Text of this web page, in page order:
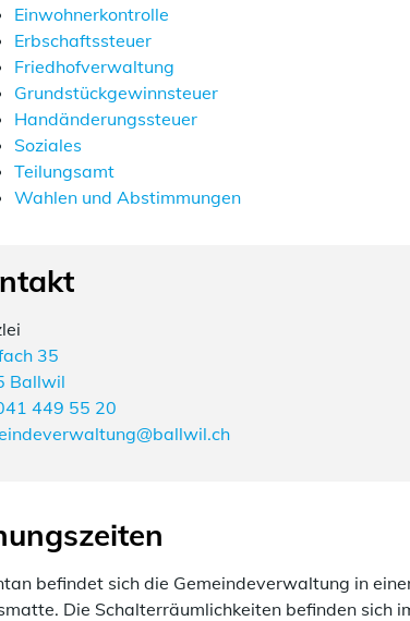
Einwohnerkontrolle
Erbschaftssteuer
Friedhofverwaltung
Grundstückgewinnsteuer
Handänderungssteuer
Soziales
Teilungsamt
Wahlen und Abstimmungen
35
Ballwil
449 55 20
befindet sich die Gemeindeverwaltung in
Die Schalterräumlichkeiten befinden sich